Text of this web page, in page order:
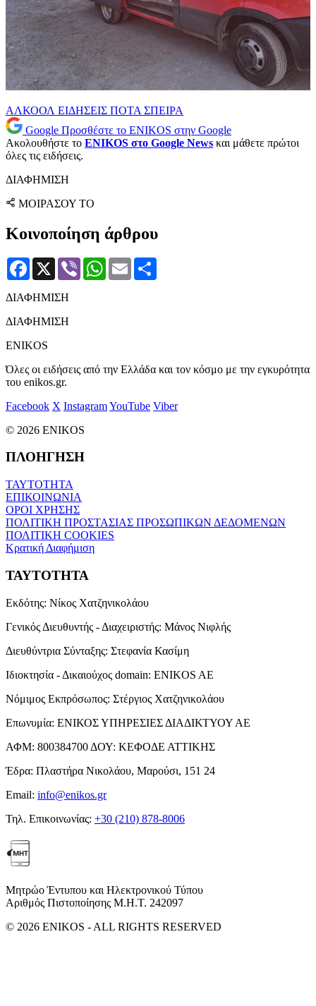
ΑΛΚΟΟΛ ΕΙΔΗΣΕΙΣ ΠΟΤΑ ΣΠΕΙΡΑ
Google Προσθέστε το ENIKOS στην Google
Ακολουθήστε το ENIKOS στο Google News και μάθετε πρώτοι
όλες τις ειδήσεις.
ΔΙΑΦΗΜΙΣΗ
ΜΟΙΡΑΣΟΥ ΤΟ
Κοινοποίηση άρθρου
Facebook
X Viber WhatsApp
Email
ΔΙΑΦΗΜΙΣΗ
ΔΙΑΦΗΜΙΣΗ
ENIKOS
Όλες οι ειδήσεις από την Ελλάδα και τον κόσμο με την εγκυρότητα
του enikos.gr.
Facebook X InstagramYouTube Viber
© 2026 ENIKOS
ΠΛΟΗΓΗΣΗ
ΤΑΥΤΟΤΗΤΑ
ΕΠΙΚΟΙΝΩΝΙΑ
ΟΡΟΙ ΧΡΗΣΗΣ
ΠΟΛΙΤΙΚΗ ΠΡΟΣΤΑΣΙΑΣ ΠΡΟΣΩΠΙΚΩΝ ΔΕΔΟΜΕΝΩΝ
ΠΟΛΙΤΙΚΗ COOKIES
Κρατική Διαφήμιση
ΤΑΥΤΟΤΗΤΑ
Εκδότης: Νίκος Χατζηνικολάου
Γενικός Διευθυντής - Διαχειριστής: Μάνος Νιφλής
Διευθύντρια Σύνταξης: Στεφανία Κασίμη
Ιδιοκτησία - Δικαιούχος domain: ENIKOS AE
Νόμιμος Εκπρόσωπος: Στέργιος Χατζηνικολάου
Επωνυμία: ΕΝΙΚΟΣ ΥΠΗΡΕΣΙΕΣ ΔΙΑΔΙΚΤΥΟΥ ΑΕ
ΑΦΜ: 800384700 ΔΟΥ: ΚΕΦΟΔΕ ΑΤΤΙΚΗΣ
Έδρα: Πλαστήρα Νικολάου, Μαρούσι, 151 24
Email: info@enikos.gr
Τηλ. Επικοινωνίας: +30 (210) 878-8006
Μητρώο Έντυπου και Ηλεκτρονικού Τύπου
Αριθμός Πιστοποίησης Μ.Η.Τ. 242097
© 2026 ENIKOS - ALL RIGHTS RESERVED